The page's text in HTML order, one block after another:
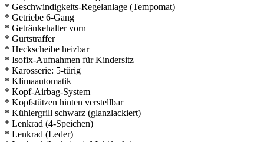
* Geschwindigkeits-Regelanlage (Tempomat)
* Getriebe 6-Gang
* Getränkehalter vorn
* Gurtstraffer
* Heckscheibe heizbar
* Isofix-Aufnahmen für Kindersitz
* Karosserie: 5-türig
* Klimaautomatik
* Kopf-Airbag-System
* Kopfstützen hinten verstellbar
* Kühlergrill schwarz (glanzlackiert)
* Lenkrad (4-Speichen)
* Lenkrad (Leder)